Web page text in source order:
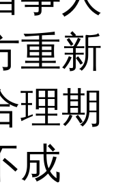
重新
理期
成